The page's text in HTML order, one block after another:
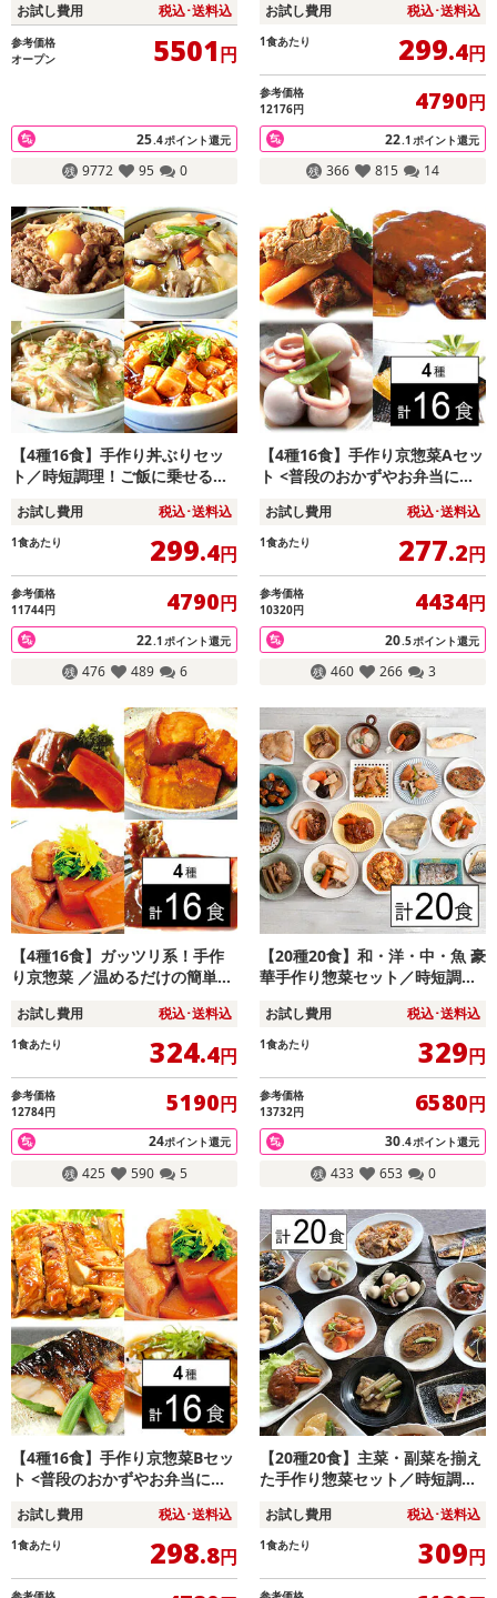
単調理
お試し費用 税込･送料込
参考価格
オープン
5501円
25.4ポイント還元
9772 95 0
お試し費用 税込･送料込
1食あたり 299.4円
参考価格
12176円
4790円
22.1 ポイント還元
366 815 14
【4種16食】手作り丼ぶりセッ
ト／時短調理！ご飯に乗せるだ
る優しい味わい
お試し費用 税込･送料込
1食あたり 299.4円
参考価格
11744円
4790円
22.1ポイント還元
476 489 6
【4種16食】手作り京惣菜Aセッ
ト <普段のおかずやお弁当にも
お試し費用 税込･送料込
1食あたり 277.2円
参考価格
10320円
4434円
20.5ポイント還元
460 266 3
【4種16食】ガッツリ系！手作
り京惣菜 ／温めるだけの簡単調
お試し費用 税込･送料込
1食あたり 324.4円
参考価格
12784円
5190円
24ポイント還元
425 590 5
【20種20食】和・洋・中・魚 豪
華手作り惣菜セット／時短調
お試し費用 税込･送料込
1食あたり 329円
参考価格
13732円
6580円
30.4ポイント還元
433 653 0
【4種16食】手作り京惣菜Bセッ
ト <普段のおかずやお弁当にも
お試し費用 税込･送料込
1食あたり 298.8円
【20種20食】主菜・副菜を揃え
た手作り惣菜セット／時短調
楽しめる♪
お試し費用 税込･送料込
1食あたり 309円